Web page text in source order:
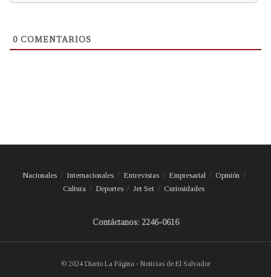
0 COMENTARIOS
Nacionales Internacionales Entrevistas Empresarial
Opinión
Cultura
Deportes Jet Set Curiosidades
Contáctanos: 2246-0616
© 2024 Diario La Página - Noticias de El Salvador